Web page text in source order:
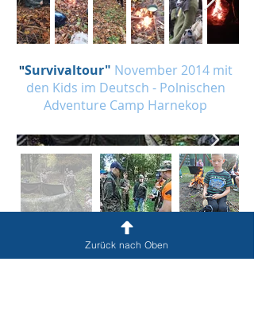
"Survivaltour" November 2014 mit
den Kids im Deutsch - Polnischen
Adventure Camp Harnekop
"Kajaktour"Juli 2020 mit den Kids
Zurück nach Oben